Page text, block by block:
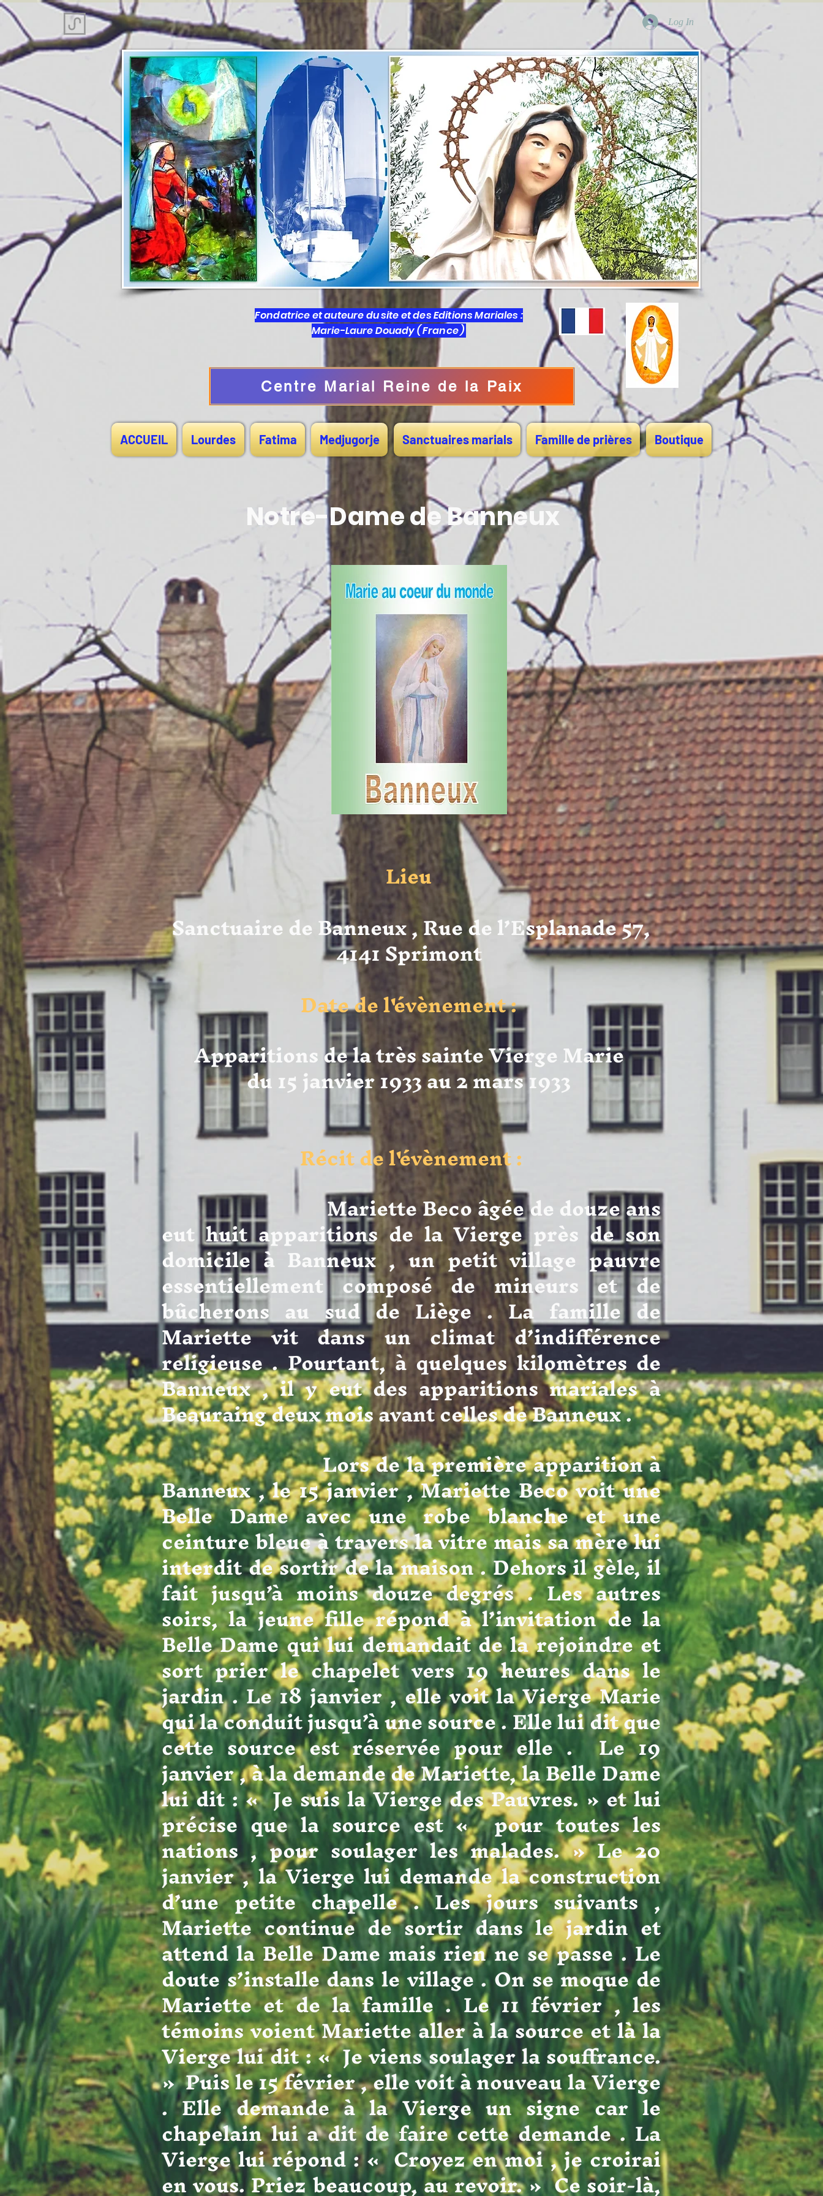
Log In
Fondatrice et auteure du site et des Editions Mariales :
Marie-Laure Douady ( France )
Centre Marial Reine de la Paix
ACCUEIL Lourdes Fatima Medjugorje Sanctuaires marials Famille de prières Boutique
Notre-Dame de Banneux
Lieu
Sanctuaire de Banneux , Rue de l’Esplanade 57,
4141 Sprimont
Date de l'évènement :
Apparitions de la très sainte Vierge Marie
du 15 janvier 1933 au 2 mars 1933
Récit de l'évènement :
Mariette Beco âgée de douze ans
eut huit apparitions de la Vierge près de son
domicile à Banneux , un petit village pauvre
essentiellement composé de mineurs et de
bûcherons au sud de Liège . La famille de
Mariette vit dans un climat d’indifférence
religieuse . Pourtant, à quelques kilomètres de
Banneux , il y eut des apparitions mariales à
Beauraing deux mois avant celles de Banneux .
Lors de la première apparition à
Banneux , le 15 janvier , Mariette Beco voit une
Belle Dame avec une robe blanche et une
ceinture bleue à travers la vitre mais sa mère lui
interdit de sortir de la maison . Dehors il gèle, il
fait jusqu’à moins douze degrés . Les autres
soirs, la jeune fille répond à l’invitation de la
Belle Dame qui lui demandait de la rejoindre et
sort prier le chapelet vers 19 heures dans le
jardin . Le 18 janvier , elle voit la Vierge Marie
qui la conduit jusqu’à une source . Elle lui dit que
cette source est réservée pour elle . Le 19
janvier , à la demande de Mariette, la Belle Dame
lui dit : « Je suis la Vierge des Pauvres. » et lui
précise que la source est « pour toutes les
nations , pour soulager les malades. » Le 20
janvier , la Vierge lui demande la construction
d’une petite chapelle . Les jours suivants ,
Mariette continue de sortir dans le jardin et
attend la Belle Dame mais rien ne se passe . Le
doute s’installe dans le village . On se moque de
Mariette et de la famille . Le 11 février , les
témoins voient Mariette aller à la source et là la
Vierge lui dit : « Je viens soulager la souffrance.
» Puis le 15 février , elle voit à nouveau la Vierge
. Elle demande à la Vierge un signe car le
chapelain lui a dit de faire cette demande . La
Vierge lui répond : « Croyez en moi , je croirai
en vous. Priez beaucoup, au revoir. » Ce soir-là,